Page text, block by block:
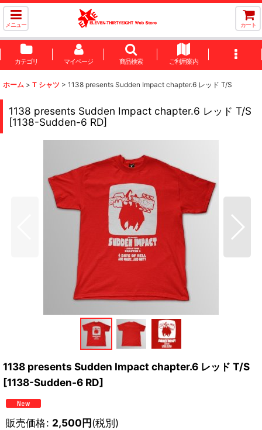
メニュー カート
カテゴリ マイページ 商品検索 ご利用案内
ホーム > T シャツ > 1138 presents Sudden Impact chapter.6 レッド T/S
1138 presents Sudden Impact chapter.6 レッド T/S
[1138-Sudden-6 RD]
1138 presents Sudden Impact chapter.6 レッド T/S
[1138-Sudden-6 RD]
販売価格: 2,500円(税別)